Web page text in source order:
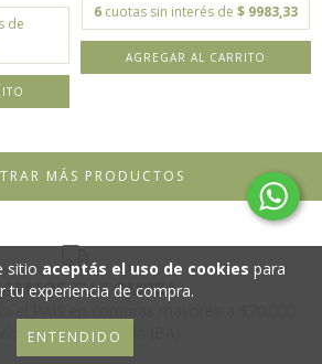
sitio aceptás el uso de cookies para
tu experiencia de compra.
ENTENDIDO
de
6 cuotas sin interés de $ 9983,33
MÁS PRODUCTOS
TU COMPRA
GRATIS en Junín (BA)